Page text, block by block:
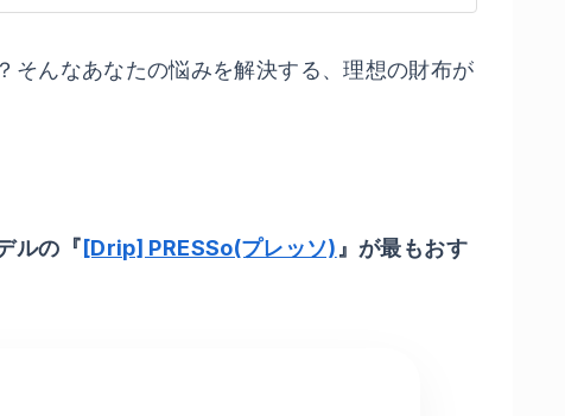
そんなあなたの悩みを解決する、理想の財布が
ルの『 [Drip] PRESSo(プレッソ)』が最もおす